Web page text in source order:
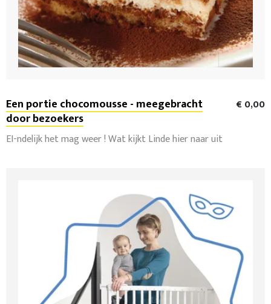
Een portie chocomousse - meegebracht
door bezoekers
€ 0,00
EI-ndelijk het mag weer ! Wat kijkt Linde hier naar uit